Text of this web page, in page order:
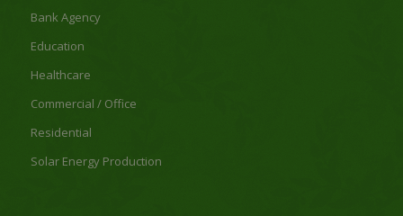
Bank Agency
Education
Healthcare
Commercial / Office
Residential
Solar Energy Production